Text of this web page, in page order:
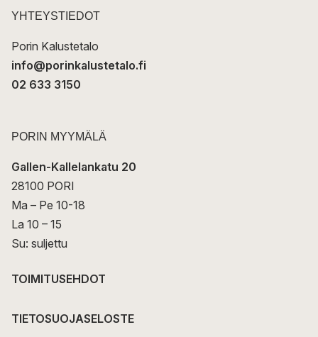
t
YHTEYSTIEDOT
Porin Kalustetalo
info@porinkalustetalo.fi
02 633 3150
PORIN MYYMÄLÄ
Gallen-Kallelankatu 20
28100 PORI
Ma – Pe 10-18
La 10 – 15
Su: suljettu
TOIMITUSEHDOT
TIETOSUOJASELOSTE